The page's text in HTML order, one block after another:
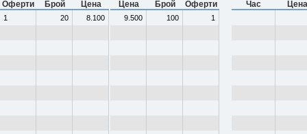
Оферти Брой Цена
1 20 8.100
Цена Брой Оферти
9.500 100 1
Час Цена